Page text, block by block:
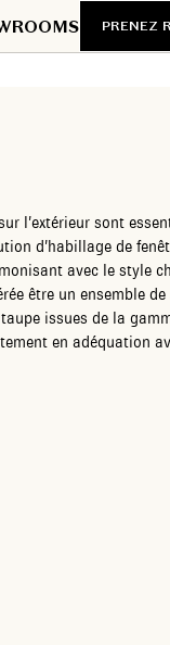
PRENEZ
l’extérieur sont
d’habillage de
avec le style
être un ensemble de
issues de la
en adéquation